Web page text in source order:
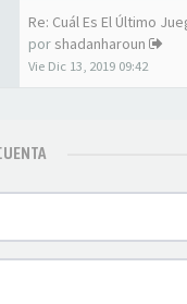
Re: Cuál Es El Último
por shadanharoun
Vie Dic 13, 2019 09:42